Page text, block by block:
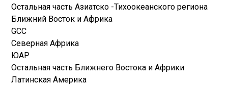
Остальная часть Азиатско -Тихоокеанского региона
Ближний Восток и Африка
GCC
Северная Африка
ЮАР
Остальная часть Ближнего Востока и Африки
Латинская Америка